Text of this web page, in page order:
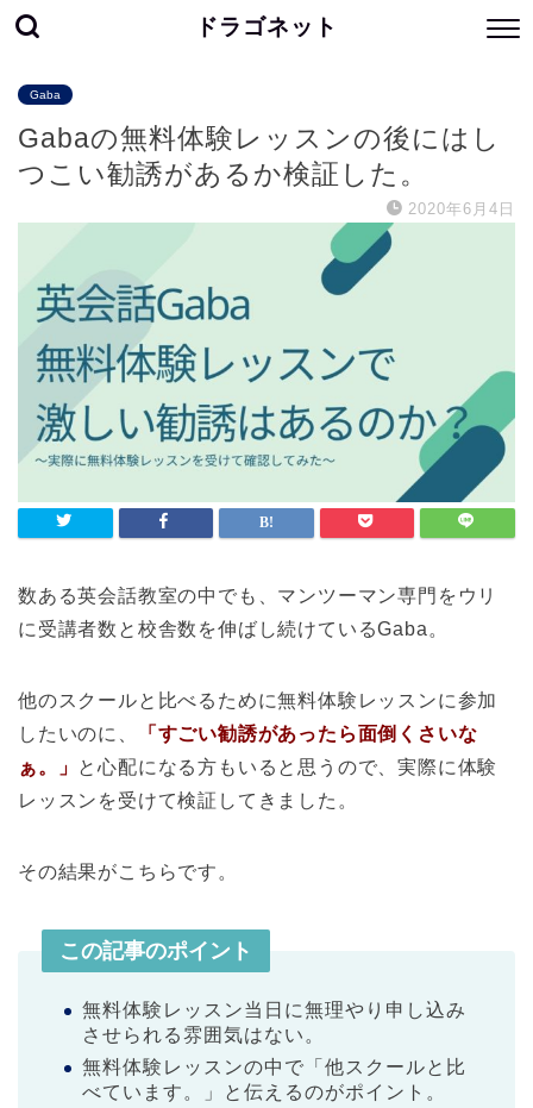
ドラゴネット
Gaba
Gabaの無料体験レッスンの後にはし
つこい勧誘があるか検証した。
2020年6月4日
数ある英会話教室の中でも、マンツーマン専門をウリ
に受講者数と校舎数を伸ばし続けているGaba。
他のスクールと比べるために無料体験レッスンに参加
したいのに、
「すごい勧誘があったら面倒くさいな
ぁ。」 と心配になる方もいると思うので、実際に体験
レッスンを受けて検証してきました。
その結果がこちらです。
この記事のポイント
無料体験レッスン当日に無理やり申し込み
させられる雰囲気はない。
無料体験レッスンの中で「他スクールと比
べています。」と伝えるのがポイント。